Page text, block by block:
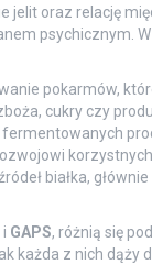
jelit oraz relację
psychicznym.
pokarmów,
cukry czy
fermentowanych
białka,
i GAPS, różnią się
każda z nich dąży